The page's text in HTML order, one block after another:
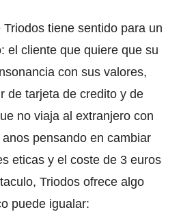
tiene sentido para un
el cliente que quiere que su
con sus valores,
de tarjeta de credito y de
no viaja al extranjero con
pensando en cambiar
eticas y el coste de 3 euros
Triodos ofrece algo
puede igualar: